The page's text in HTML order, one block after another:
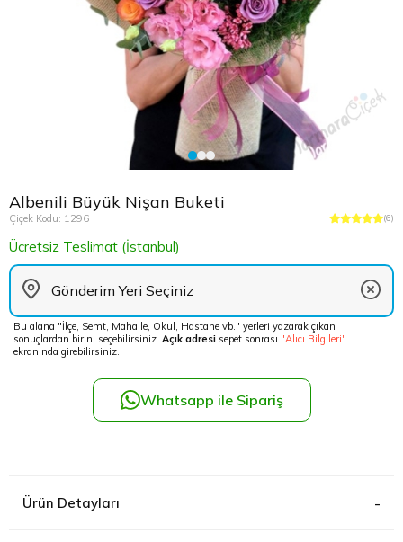
Albenili Büyük Nişan Buketi
Çiçek Kodu: 1296 (6)
Ücretsiz Teslimat (İstanbul)
Bu alana "İlçe, Semt, Mahalle, Okul, Hastane vb." yerleri yazarak çıkan
sonuçlardan birini seçebilirsiniz. Açık adresi sepet sonrası "Alıcı Bilgileri"
ekranında girebilirsiniz.
Whatsapp ile Sipariş
Ürün Detayları
Açılış
Fuar
Vip
Çikolata Tepsisi ve Şekerlik
Düğün & Nikah Organizasyon Ümraniye
Esenyurt
Fatih